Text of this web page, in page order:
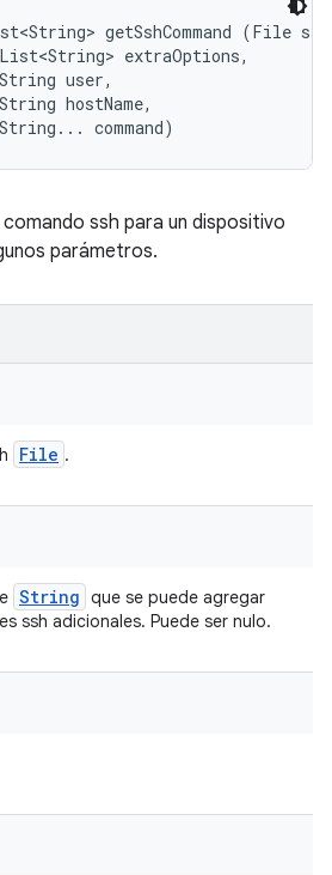
getSshCommand (File
extraOptions,
user,
hostName,
command)
ssh para un dispositivo
parámetros.
File .
String que se puede agregar
ssh adicionales. Puede ser nulo.